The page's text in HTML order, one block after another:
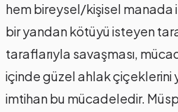
hem bireysel/kişisel manada
bir yandan kötüyü isteyen
taraflarıyla savaşması,
içinde güzel ahlak çiçeklerini
imtihan bu mücadeledir.